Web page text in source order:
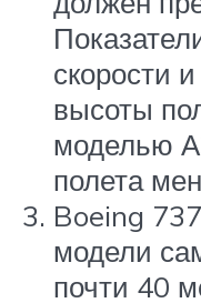
скорости
высоты
моделью
полета
Boeing
модели
почти 40